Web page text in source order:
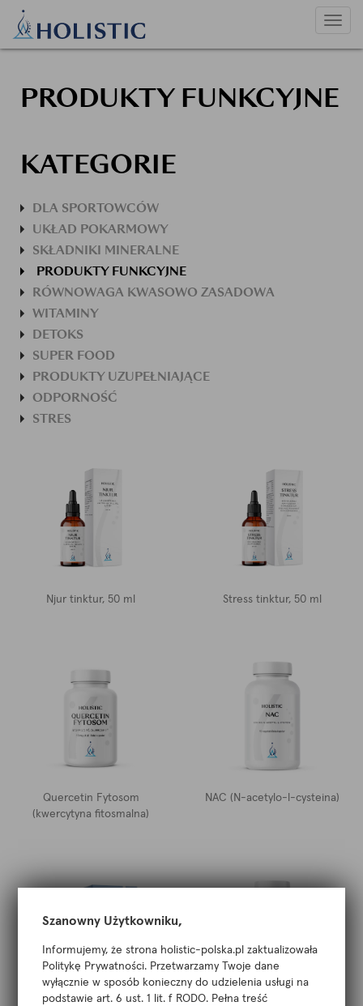
Szanowny Użytkowniku,
Informujemy, że strona holistic-polska.pl zaktualizowała
Politykę Prywatności. Przetwarzamy Twoje dane
wyłącznie w sposób konieczny do udzielenia usługi na
podstawie art. 6 ust. 1 lit. f RODO. Pełna treść
PRODUKTY FUNKCYJNE
KATEGORIE
DLA SPORTOWCÓW
UKŁAD POKARMOWY
SKŁADNIKI MINERALNE
PRODUKTY FUNKCYJNE
RÓWNOWAGA KWASOWO ZASADOWA
WITAMINY
DETOKS
SUPER FOOD
PRODUKTY UZUPEŁNIAJĄCE
ODPORNOŚĆ
STRES
Njur tinktur, 50 ml Stress tinktur, 50 ml
Quercetin Fytosom
(kwercytyna fitosmalna)
NAC (N-acetylo-l-cysteina)